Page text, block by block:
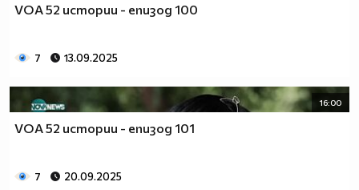
VOA 52 истории - епизод 100
7 13.09.2025
16:00
VOA 52 истории - епизод 101
7 20.09.2025